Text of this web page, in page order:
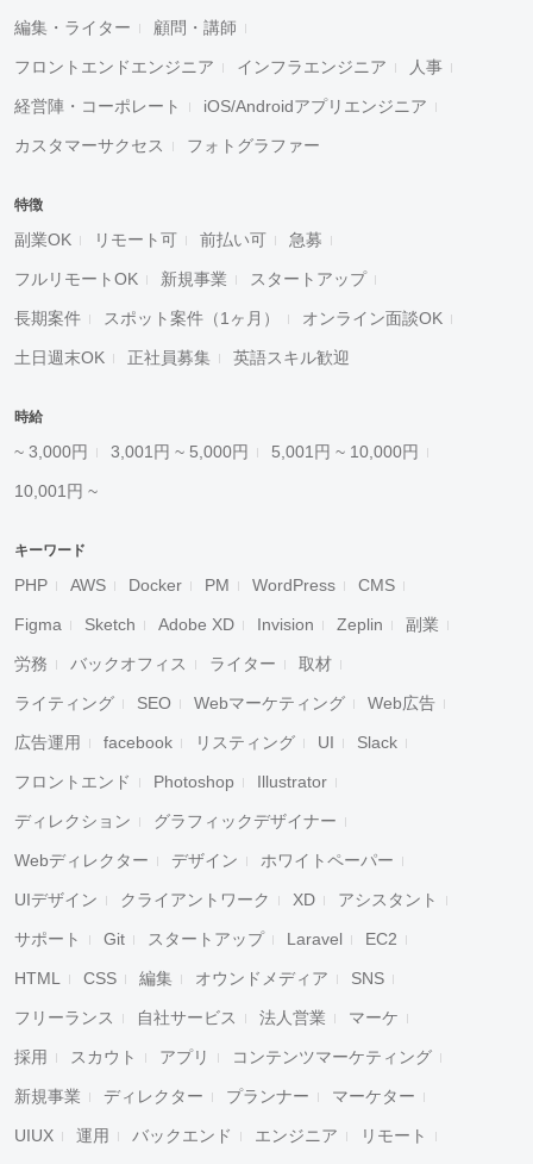
編集・ライター 顧問・講師
フロントエンドエンジニア インフラエンジニア 人事
経営陣・コーポレート iOS/Androidアプリエンジニア
カスタマーサクセス フォトグラファー
特徴
副業OK リモート可 前払い可 急募
フルリモートOK 新規事業 スタートアップ
長期案件 スポット案件（1ヶ月） オンライン面談OK
土日週末OK 正社員募集 英語スキル歓迎
時給
~ 3,000円 3,001円 ~ 5,000円 5,001円 ~ 10,000円
10,001円 ~
キーワード
PHP AWS Docker PM WordPress CMS
Figma Sketch Adobe XD Invision Zeplin 副業
労務 バックオフィス ライター 取材
ライティング SEO Webマーケティング Web広告
広告運用 facebook リスティング UI Slack
フロントエンド Photoshop Illustrator
ディレクション グラフィックデザイナー
Webディレクター デザイン ホワイトペーパー
UIデザイン クライアントワーク XD アシスタント
サポート Git スタートアップ Laravel EC2
HTML CSS 編集 オウンドメディア SNS
フリーランス 自社サービス 法人営業 マーケ
採用 スカウト アプリ コンテンツマーケティング
新規事業 ディレクター プランナー マーケター
UIUX 運用 バックエンド エンジニア リモート